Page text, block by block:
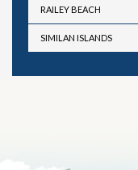
RAILEY BEACH
SIMILAN ISLANDS